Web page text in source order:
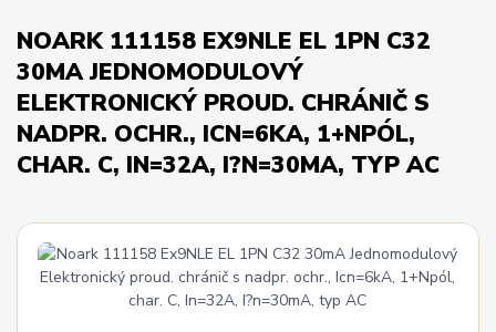
NOARK 111158 EX9NLE EL 1PN C32
30MA JEDNOMODULOVÝ
ELEKTRONICKÝ PROUD. CHRÁNIČ S
NADPR. OCHR., ICN=6KA, 1+NPÓL,
CHAR. C, IN=32A, I?N=30MA, TYP AC